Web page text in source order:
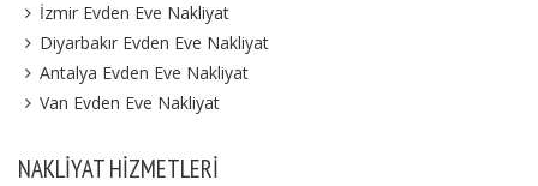
İzmir Evden Eve Nakliyat
Diyarbakır Evden Eve Nakliyat
Antalya Evden Eve Nakliyat
Van Evden Eve Nakliyat
NAKLIYAT HIZMETLERI